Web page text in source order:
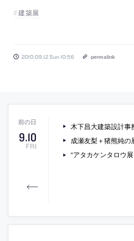
建築展
2010.09.12 Sun 10:56 permalink
9.10
FRI
木下昌大建築設計事
成瀬友梨＋猪熊純の展覧会”集まって
“アタカケンタロウ展 めくるめく豊